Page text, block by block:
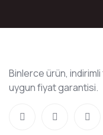
Binlerce ürün,
uygun fiyat garantisi.